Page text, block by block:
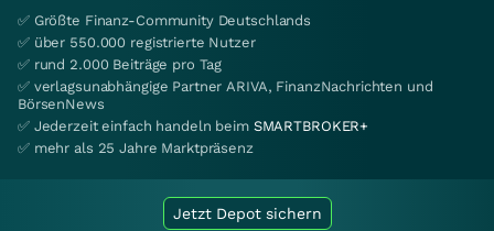
✅ Größte Finanz-Community Deutschlands
✅ über 550.000 registrierte Nutzer
✅ rund 2.000 Beiträge pro Tag
✅ verlagsunabhängige Partner ARIVA, FinanzNachrichten und
BörsenNews
✅ Jederzeit einfach handeln beim SMARTBROKER+
✅ mehr als 25 Jahre Marktpräsenz
Jetzt Depot sichern